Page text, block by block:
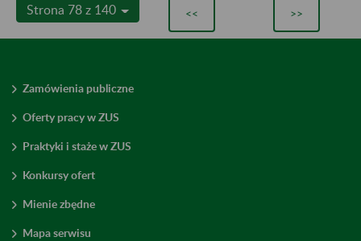
Strona 78 z 140 << >>
Zamówienia publiczne
Oferty pracy w ZUS
Praktyki i staże w ZUS
Konkursy ofert
Mienie zbędne
Mapa serwisu